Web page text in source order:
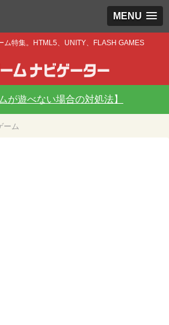
MENU
ム特集。HTML5、UNITY、FLASH GAMES
が遊べない場合の対処法】
ーム